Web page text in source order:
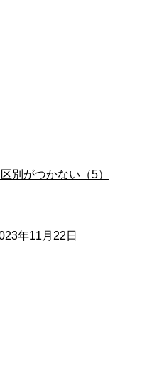
別がつかない（5）
年11月22日